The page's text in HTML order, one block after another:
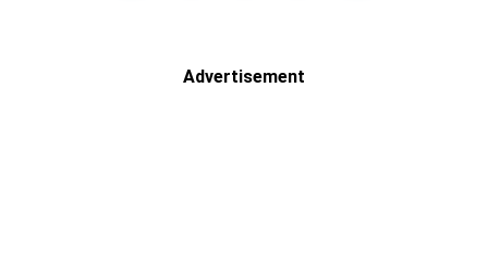
Advertisement